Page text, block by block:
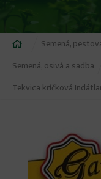
Nachádzate
sa
tu
Semená,
Semená, osivá a sadba
Tekvica kríčková